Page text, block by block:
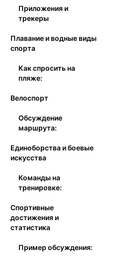
Приложения и
трекеры
Плавание и водные виды
спорта
Как спросить на
пляже:
Велоспорт
Обсуждение
маршрута:
Единоборства и боевые
искусства
Команды на
тренировке:
Спортивные
достижения и
статистика
Пример обсуждения: